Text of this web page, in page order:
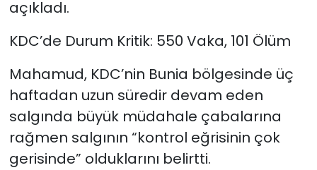
açıkladı.
KDC’de Durum Kritik: 550 Vaka, 101 Ölüm
Mahamud, KDC’nin Bunia bölgesinde üç
haftadan uzun süredir devam eden
salgında büyük müdahale çabalarına
rağmen salgının “kontrol eğrisinin çok
gerisinde” olduklarını belirtti.